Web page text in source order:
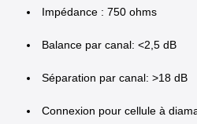
Impédance : 750 ohms
Balance par canal: <2,5 dB
Séparation par canal: >18 dB
Connexion pour cellule à